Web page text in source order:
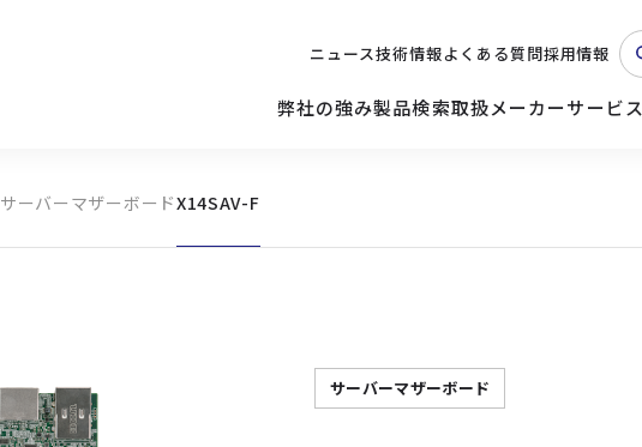
ニュース技術情報よくある質問採用情報
弊社の強み製品検索
サーバー
取扱メーカーサービス
キッティング検討されている方へ
サーバーマザーボードX14SAV-F
サーバーマザーボード